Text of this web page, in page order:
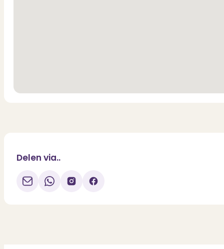
Delen via..